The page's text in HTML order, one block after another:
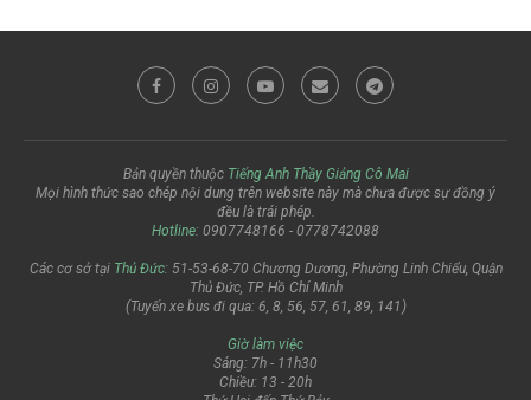
Bản quyền thuộc Tiếng Anh Thầy Giảng Cô Mai
Mọi hình thức sao chép nội dung trên website này mà chưa được sự đồng ý
đều là trái phép.
Hotline: 0907748166 - 0778742088
Các cơ sở tại Thủ Đức: 51-53-68-70 Chương Dương, Phường Linh Chiểu, Quận
Thủ Đức, TP. Hồ Chí Minh
(Tuyến xe bus đi qua: 6, 8, 56, 57, 61, 89, 141)
Giờ làm việc
Sáng: 7h - 11h30
Chiều: 13 - 20h